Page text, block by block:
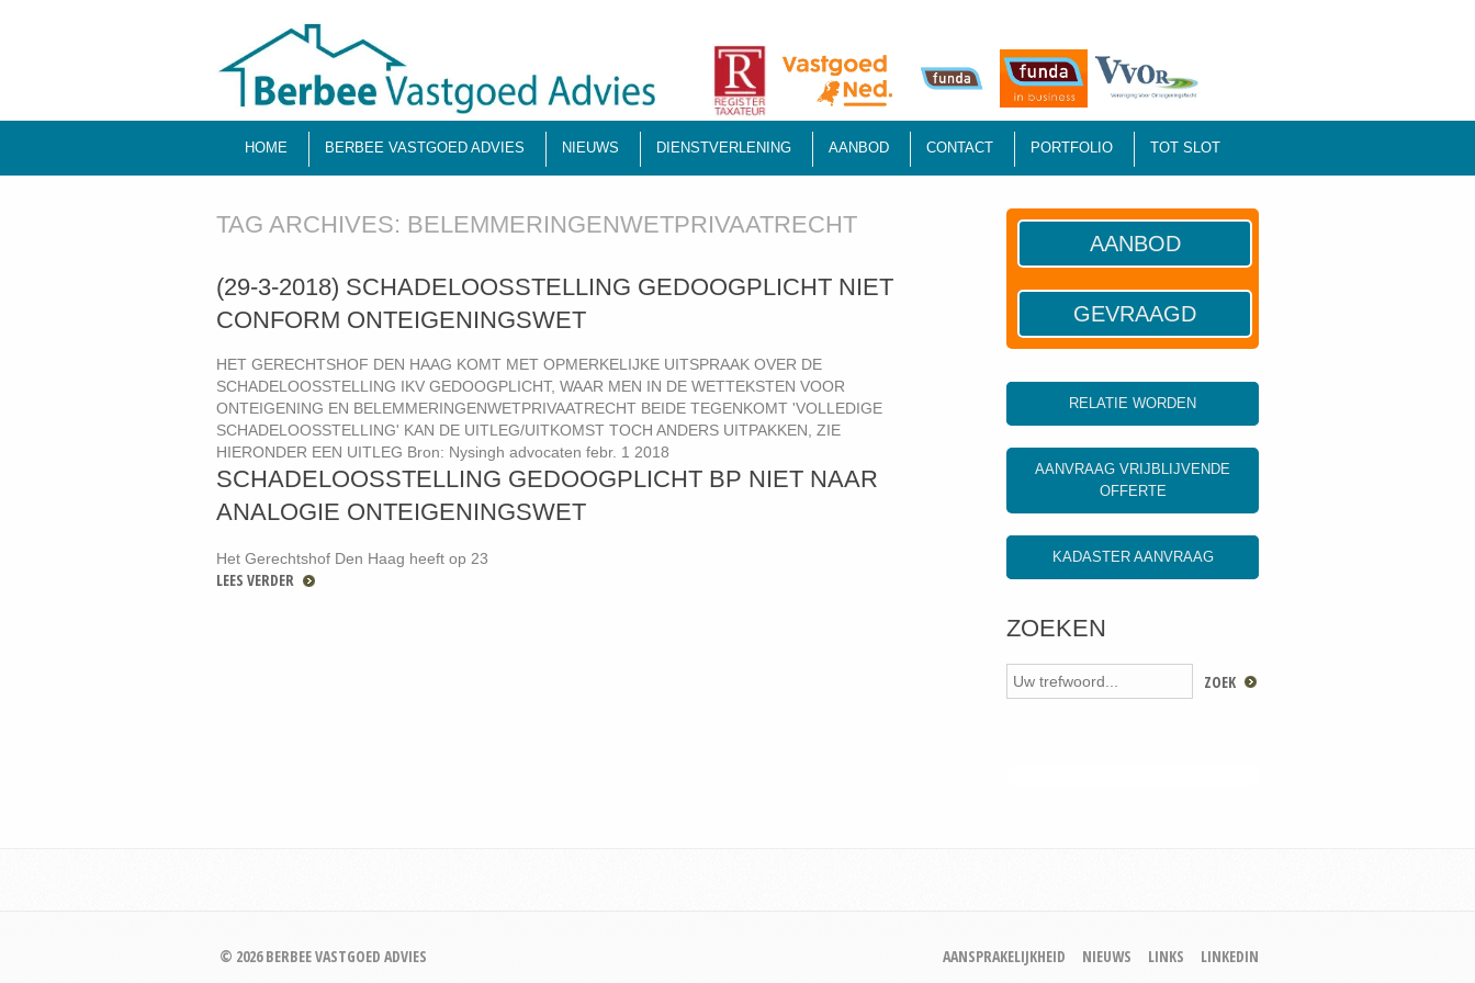
HOME BERBEE VASTGOED ADVIES NIEUWS DIENSTVERLENING AANBOD CONTACT PORTFOLIO TOT SLOT
TAG ARCHIVES: BELEMMERINGENWETPRIVAATRECHT
(29-3-2018) SCHADELOOSSTELLING GEDOOGPLICHT NIET
CONFORM ONTEIGENINGSWET
HET GERECHTSHOF DEN HAAG KOMT MET OPMERKELIJKE UITSPRAAK OVER DE
SCHADELOOSSTELLING IKV GEDOOGPLICHT, WAAR MEN IN DE WETTEKSTEN VOOR
ONTEIGENING EN BELEMMERINGENWETPRIVAATRECHT BEIDE TEGENKOMT 'VOLLEDIGE
SCHADELOOSSTELLING' KAN DE UITLEG/UITKOMST TOCH ANDERS UITPAKKEN, ZIE
HIERONDER EEN UITLEG Bron: Nysingh advocaten febr. 1 2018
SCHADELOOSSTELLING GEDOOGPLICHT BP NIET NAAR
ANALOGIE ONTEIGENINGSWET
Het Gerechtshof Den Haag heeft op 23
LEES VERDER
AANBOD
GEVRAAGD
RELATIE WORDEN
AANVRAAG VRIJBLIJVENDE
OFFERTE
KADASTER AANVRAAG
ZOEKEN
AANSPRAKELIJKHEID NIEUWS LINKS LINKEDIN
© 2026 BERBEE VASTGOED ADVIES